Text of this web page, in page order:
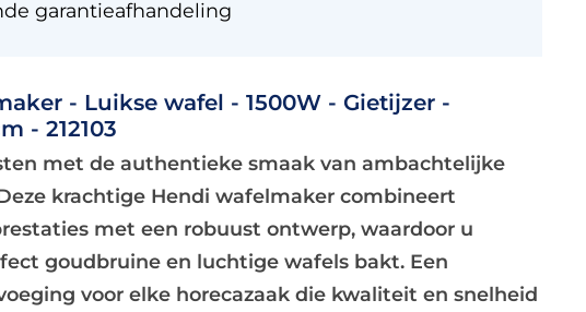
garantieafhandeling
- Luikse wafel - 1500W - Gietijzer -
- 212103
met de authentieke smaak van ambachtelijke
krachtige Hendi wafelmaker combineert
met een robuust ontwerp, waardoor u
goudbruine en luchtige wafels bakt. Een
voor elke horecazaak die kwaliteit en snelheid